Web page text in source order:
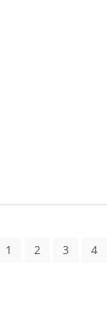
1 2 3 4